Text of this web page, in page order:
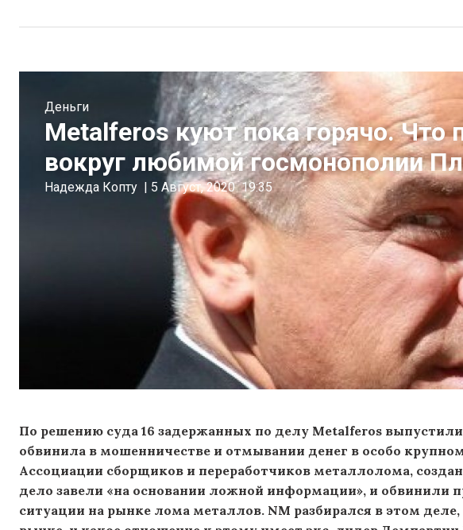
Деньги
Metalferos куют пока горячо. Что
вокруг любимой госмонополии
Надежда Копту | 5 Август, 2020 19:35
По решению суда 16 задержанных по делу Metalferos
обвинила в мошенничестве и отмывании денег в особо крупном
Ассоциации сборщиков и переработчиков металлолома,
дело завели «на основании ложной информации», и обвинили
ситуации на рынке лома металлов. NM разбирался в этом